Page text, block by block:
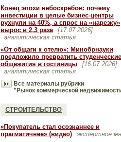
Конец эпохи небоскребов: почему
инвестиции в целые бизнес-центры
рухнули на 40%, а спрос на «нарезку»
вырос в 2,3 раза
[17.07.2026]
аналитическая статья
«От общаги к отелю»: Минобрнауки
предложило превратить студенческие
общежития в гостиницы
[16.07.2026]
аналитическая статья
Все материалы рубрики
"Рынок коммерческой
СТРОИТЕЛЬСТВО
«Покупатель стал осознаннее и
прагматичнее» (видео)
экспертное